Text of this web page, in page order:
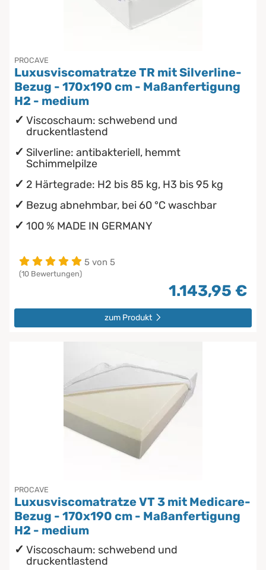
PROCAVE
Luxusviscomatratze TR mit Silverline-
Bezug - 170x190 cm - Maßanfertigung
H2 - medium
Viscoschaum: schwebend und
druckentlastend
Silverline: antibakteriell, hemmt
Schimmelpilze
2 Härtegrade: H2 bis 85 kg, H3 bis 95 kg
Bezug abnehmbar, bei 60 °C waschbar
100 % MADE IN GERMANY
5 von 5
(10 Bewertungen)
1.143,95 €
zum Produkt
PROCAVE
Luxusviscomatratze VT 3 mit Medicare-
Bezug - 170x190 cm - Maßanfertigung
H2 - medium
Viscoschaum: schwebend und
druckentlastend
wasserdichte Matratzenschoner
Die besten Sommerbettdecken
Die richtige Matratze kaufen